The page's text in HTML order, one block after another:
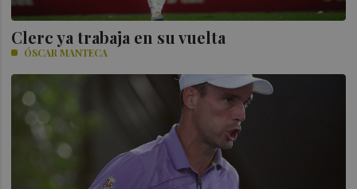
Clerc ya trabaja en su vuelta
ÓSCAR MANTECA